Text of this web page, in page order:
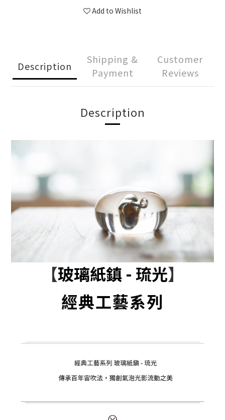
Add to Wishlist
Description
Shipping &
Payment
Customer
Reviews
Description
【玻璃紙鎮 - 琉光】
經典工藝系列